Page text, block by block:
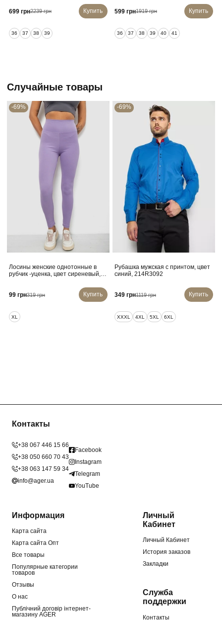
699 грн2239 грн Купить
36 37 38 39
599 грн1919 грн Купить
36 37 38 39 40 41
Случайные товары
-69%
Лосины женские однотонные в
рубчик -уценка, цвет сиреневый,
99 грн319 грн Купить
XL
-69%
Рубашка мужская с принтом, цвет
синий, 214R3092
349 грн1119 грн Купить
XXXL 4XL 5XL 6XL
Контакты
+38 067 446 15 66
+38 050 660 70 43
+38 063 147 59 34
info@ager.ua
Facebook
Instagram
Telegram
YouTube
Информация
Карта сайта
Карта сайта Опт
Все товары
Популярные категории
товаров
Отзывы
О нас
Публічний договір інтернет-
магазину AGER
Личный
Кабинет
Личный Кабинет
История заказов
Закладки
Служба
поддержки
Контакты